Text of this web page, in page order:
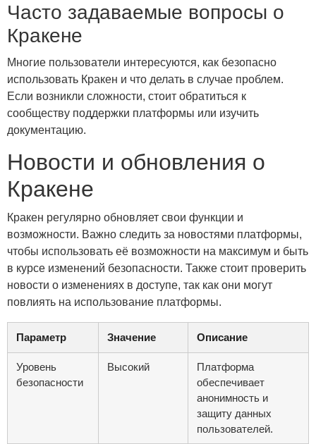
Часто задаваемые вопросы о
Кракене
Многие пользователи интересуются, как безопасно
использовать Кракен и что делать в случае проблем.
Если возникли сложности, стоит обратиться к
сообществу поддержки платформы или изучить
документацию.
Новости и обновления о
Кракене
Кракен регулярно обновляет свои функции и
возможности. Важно следить за новостями платформы,
чтобы использовать её возможности на максимум и быть
в курсе изменений безопасности. Также стоит проверить
новости о изменениях в доступе, так как они могут
повлиять на использование платформы.
Параметр Значение Описание
Уровень
безопасности
Высокий
Платформа
обеспечивает
анонимность и
защиту данных
пользователей.